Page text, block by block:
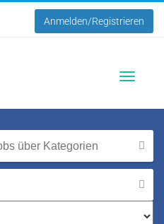
Anmelden/Registrieren